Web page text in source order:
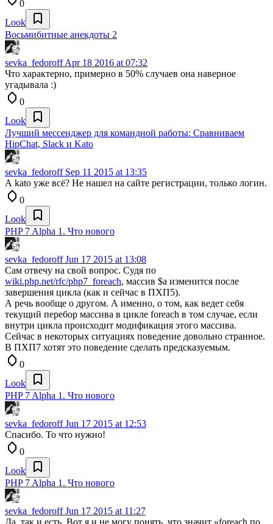
0
Look
Восьмибитные анекдоты 2
sevka_fedoroffApr 18 2016 at 07:32
Что характерно, примерно в 50% случаев она наверное
угадывала :)
0
Look
Лучший мессенджер для командной работы: Сравниваем
HipChat, Slack и Kato
sevka_fedoroffSep 11 2015 at 13:35
А kato уже всё? Не нашел на сайте регистрации, только логин.
0
Look
PHP 7 Alpha 1. Что нового
sevka_fedoroffJun 17 2015 at 13:08
Сам отвечу на свой вопрос. Судя по
wiki.php.net/rfc/php7_foreach, массив $a изменится после
завершения цикла (как и сейчас в ПХП5).
А речь вообще о другом. А именно, о том, как ведет себя
текущий перебор массива в цикле foreach в том случае, если
внутри цикла происходит модификация этого массива.
Сейчас в некоторых ситуациях поведение довольно странное.
В ПХП7 хотят это поведение сделать предсказуемым.
0
Look
PHP 7 Alpha 1. Что нового
sevka_fedoroffJun 17 2015 at 12:53
Спасибо. То что нужно!
0
Look
PHP 7 Alpha 1. Что нового
sevka_fedoroffJun 17 2015 at 11:27
Да, так и есть. Вот я и не могу понять, что значит «foreach по